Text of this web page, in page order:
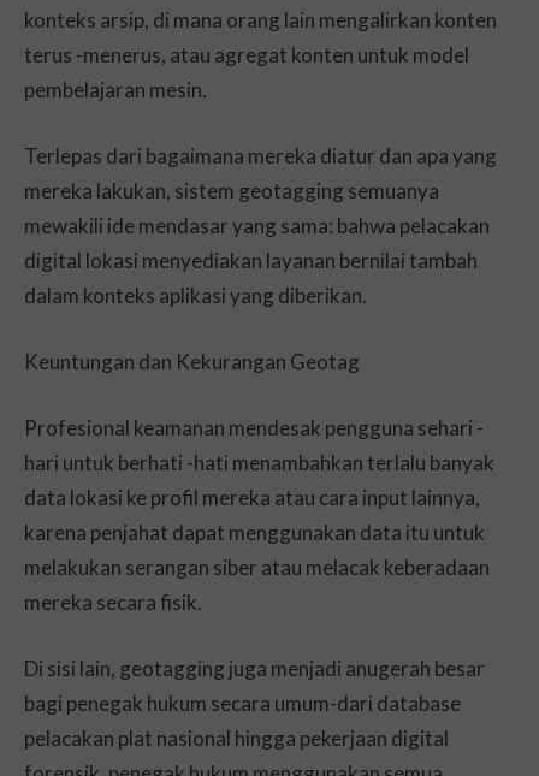
konteks arsip, di mana orang lain mengalirkan konten
terus -menerus, atau agregat konten untuk model
pembelajaran mesin.
Terlepas dari bagaimana mereka diatur dan apa yang
mereka lakukan, sistem geotagging semuanya
mewakili ide mendasar yang sama: bahwa pelacakan
digital lokasi menyediakan layanan bernilai tambah
dalam konteks aplikasi yang diberikan.
Keuntungan dan Kekurangan Geotag
Profesional keamanan mendesak pengguna sehari -
hari untuk berhati -hati menambahkan terlalu banyak
data lokasi ke profil mereka atau cara input lainnya,
karena penjahat dapat menggunakan data itu untuk
melakukan serangan siber atau melacak keberadaan
mereka secara fisik.
Di sisi lain, geotagging juga menjadi anugerah besar
bagi penegak hukum secara umum-dari database
pelacakan plat nasional hingga pekerjaan digital